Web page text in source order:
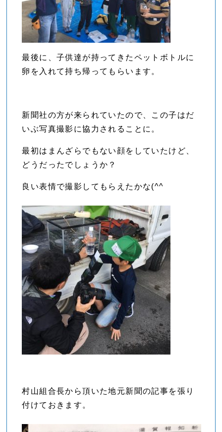
最後に、子供達が持ってきたペットボトルに
卵を入れて持ち帰ってもらいます。
新聞社の方が来られていたので、この子はだ
いぶ写真撮影に協力されることに。
最初はまんざらでもない顔をしていたけど、
どうだったでしょうか？
良い表情で撮影してもらえたかな(^^
村山組合長から頂いた地元新聞の記事を張り
付けておきます。